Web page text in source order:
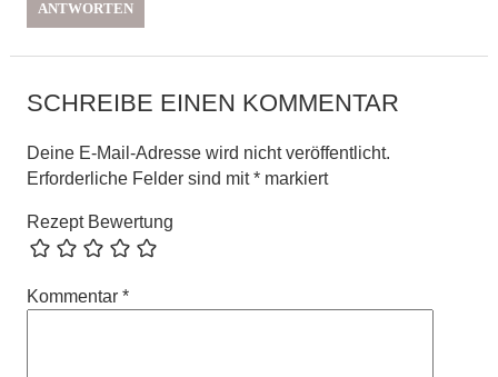
ANTWORTEN
SCHREIBE EINEN KOMMENTAR
Deine E-Mail-Adresse wird nicht veröffentlicht.
Erforderliche Felder sind mit*markiert
Rezept Bewertung
Kommentar *